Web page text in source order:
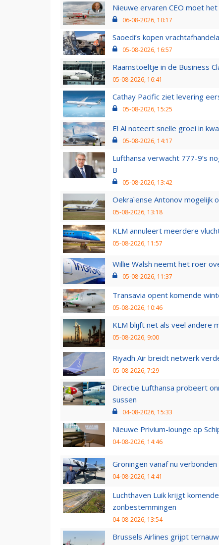
Nieuwe ervaren CEO moet
06-08-2026, 10:17
Saoedi’s kopen
05-08-2026, 16:57
Raamstoeltje in de Business
05-08-2026, 16:41
Cathay Pacific ziet levering
05-08-2026, 15:25
El Al noteert snelle groei in
05-08-2026, 14:17
Lufthansa verwacht 777-9’s
B
05-08-2026, 13:42
Oekraïense Antonov mogelijk
05-08-2026, 13:18
KLM annuleert meerdere
05-08-2026, 11:57
Willie Walsh neemt het roer
05-08-2026, 11:37
Transavia opent komende
05-08-2026, 10:46
KLM blijft net als veel andere
05-08-2026, 9:00
Riyadh Air breidt netwerk
05-08-2026, 7:29
Directie Lufthansa probeert
sussen
04-08-2026, 15:33
Nieuwe Privium-lounge op
04-08-2026, 14:46
Groningen vanaf nu
04-08-2026, 14:41
Luchthaven Luik krijgt
zonbestemmingen
04-08-2026, 13:54
Brussels Airlines grijpt